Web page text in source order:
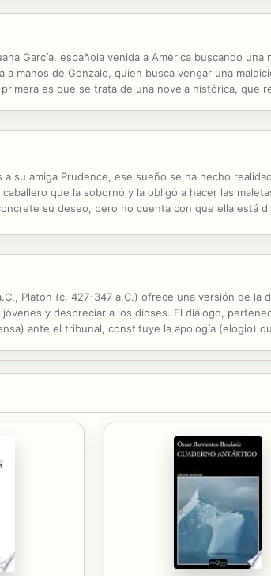
García, española venida a América buscando
manos de Gonzalo, quien busca vengar una
es que se trata de una novela histórica, que
su amiga Prudence, ese sueño se ha hecho
que la sobornó y la obligó a hacer las
su deseo, pero no cuenta con que ella está
Platón (c. 427-347 a.C.) ofrece una versión de la
y despreciar a los dioses. El diálogo,
ante el tribunal, constituye la apología (elogio)